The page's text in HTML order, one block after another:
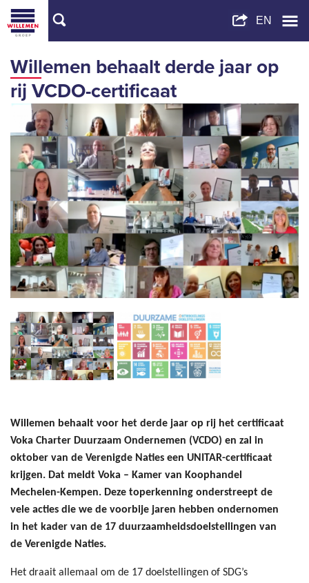
Willemen behaalt derde jaar op
rij VCDO-certificaat
Willemen behaalt voor het derde jaar op rij het certificaat
Voka Charter Duurzaam Ondernemen (VCDO) en zal in
oktober van de Verenigde Naties een UNITAR-certificaat
krijgen. Dat meldt Voka – Kamer van Koophandel
Mechelen-Kempen. Deze toperkenning onderstreept de
vele acties die we de voorbije jaren hebben ondernomen
in het kader van de 17 duurzaamheidsdoelstellingen van
de Verenigde Naties.
Het draait allemaal om de 17 doelstellingen of SDG’s